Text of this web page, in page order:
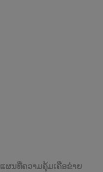
ແຜນທີ່ຄວາມຄຸ້ມເຄືອຂ່າຍ